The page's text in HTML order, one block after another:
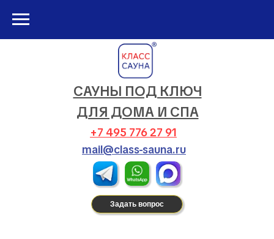
САУНЫ ПОД КЛЮЧ
ДЛЯ ДОМА И СПА
+7 495 776 27 91
mail@class-sauna.ru
Задать вопрос